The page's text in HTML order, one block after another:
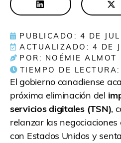
PUBLICADO: 4 DE
ACTUALIZADO: 4 DE
POR: NOÉMIE ALMOT
TIEMPO DE LECTURA:
El gobierno canadiense
próxima eliminación del
servicios digitales (TSN),
relanzar las
con Estados Unidos y